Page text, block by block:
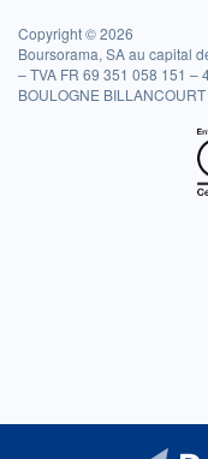
Copyright © 2026
Boursorama, SA au capital
– TVA FR 69 351 058 151 –
BOULOGNE